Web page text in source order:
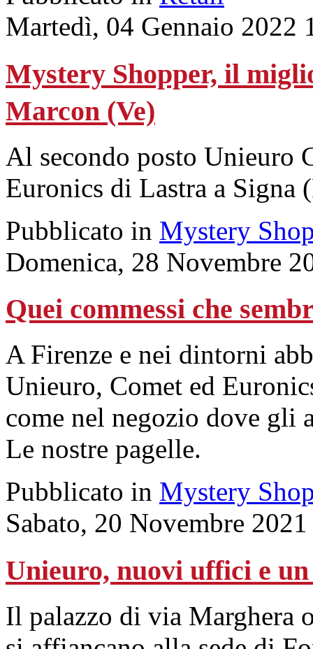
Martedì, 04 Gennaio 2022
Mystery Shopper, il
Marcon (Ve)
Al secondo posto Unieuro
Euronics di Lastra a Signa
Pubblicato in Mystery
Domenica, 28 Novembre
Quei commessi che
A Firenze e nei dintorni
Unieuro, Comet ed
come nel negozio dove gli
Le nostre pagelle.
Pubblicato in Mystery
Sabato, 20 Novembre
Unieuro, nuovi uffici e
Il palazzo di via Marghera